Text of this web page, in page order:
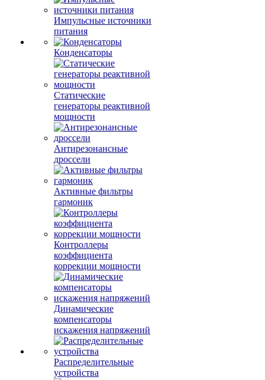
Импульсные источники
питания
Конденсаторы
Статические
генераторы реактивной
мощности
Антирезонансные
дроссели
Активные фильтры
гармоник
Контроллеры
коэффициента
коррекции мощности
Динамические
компенсаторы
искажения напряжений
Распределительные
устройства